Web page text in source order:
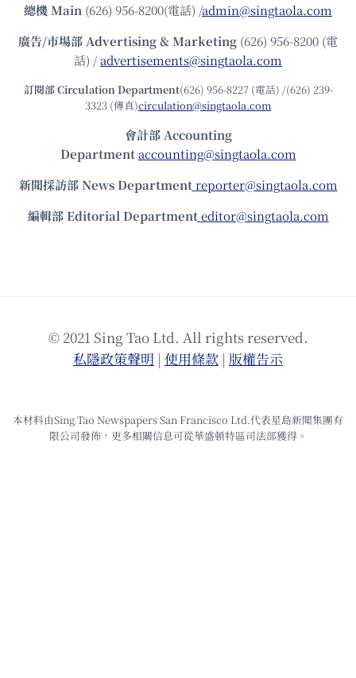
總機Main (626) 956-8200(電話) /admin@singtaola.com
廣告/市場部Advertising & Marketing (626) 956-8200 (電
話) /advertisements@singtaola.com
訂閱部 Circulation Department(626) 956-8227 (電話) /(626) 239-
3323 (傳真)circulation@singtaola.com
會計部 Accounting
Department accounting@singtaola.com
新聞採訪部 News Department reporter@singtaola.com
編輯部 Editorial Department editor@singtaola.com
© 2021 Sing Tao Ltd. All rights reserved.
私隱政策聲明 | 使⽤條款 | 版權告⽰
本材料由Sing Tao Newspapers San Francisco Ltd.代表星島新聞集團有
限公司發佈，更多相關信息可從華盛頓特區司法部獲得。